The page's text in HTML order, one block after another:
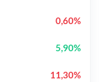
0,60%
5,90%
11,30%